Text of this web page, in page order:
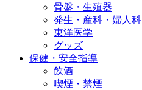
骨盤・生殖器
発生・産科・婦人科
東洋医学
グッズ
保健・安全指導
飲酒
喫煙・禁煙